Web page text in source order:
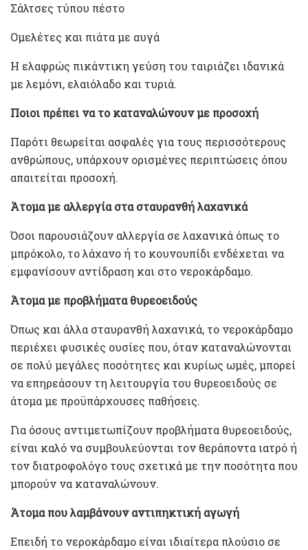
Σάλτσες τύπου πέστο
Ομελέτες και πιάτα με αυγά
Η ελαφρώς πικάντικη γεύση του ταιριάζει ιδανικά
με λεμόνι, ελαιόλαδο και τυριά.
Ποιοι πρέπει να το καταναλώνουν με προσοχή
Παρότι θεωρείται ασφαλές για τους περισσότερους
ανθρώπους, υπάρχουν ορισμένες περιπτώσεις όπου
απαιτείται προσοχή.
Άτομα με αλλεργία στα σταυρανθή λαχανικά
Όσοι παρουσιάζουν αλλεργία σε λαχανικά όπως το
μπρόκολο, το λάχανο ή το κουνουπίδι ενδέχεται να
εμφανίσουν αντίδραση και στο νεροκάρδαμο.
Άτομα με προβλήματα θυρεοειδούς
Όπως και άλλα σταυρανθή λαχανικά, το νεροκάρδαμο
περιέχει φυσικές ουσίες που, όταν καταναλώνονται
σε πολύ μεγάλες ποσότητες και κυρίως ωμές, μπορεί
να επηρεάσουν τη λειτουργία του θυρεοειδούς σε
άτομα με προϋπάρχουσες παθήσεις.
Για όσους αντιμετωπίζουν προβλήματα θυρεοειδούς,
είναι καλό να συμβουλεύονται τον θεράποντα ιατρό ή
τον διατροφολόγο τους σχετικά με την ποσότητα που
μπορούν να καταναλώνουν.
Άτομα που λαμβάνουν αντιπηκτική αγωγή
Επειδή το νεροκάρδαμο είναι ιδιαίτερα πλούσιο σε